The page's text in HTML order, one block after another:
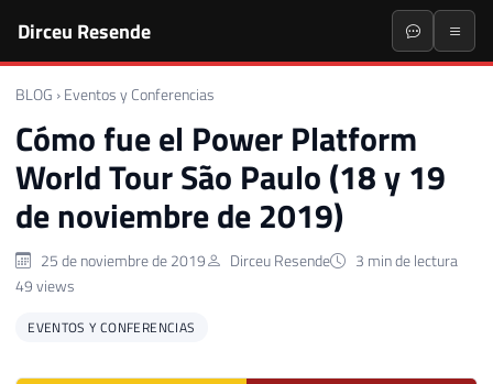
Dirceu Resende
BLOG › Eventos y Conferencias
Cómo fue el Power Platform
World Tour São Paulo (18 y 19
de noviembre de 2019)
25 de noviembre de 2019 Dirceu Resende
3 min de lectura
49 views
EVENTOS Y CONFERENCIAS